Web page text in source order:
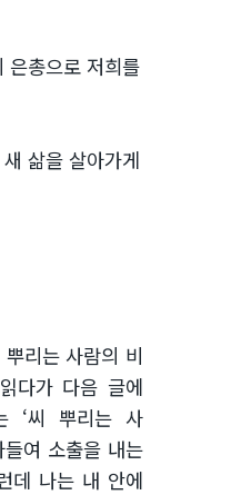
은총으로 저희를
삶을 살아가게
리는 사람의 비
다가 다음 글에
‘씨 뿌리는 사
들여 소출을 내는
데 나는 내 안에